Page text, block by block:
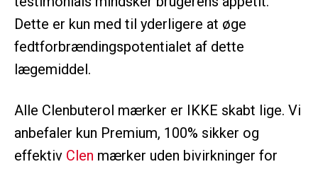
Dette er kun med til yderligere at øge
fedtforbrændingspotentialet af dette
lægemiddel.
Alle Clenbuterol mærker er IKKE skabt lige. Vi
anbefaler kun Premium, 100% sikker og
effektiv Clen mærker uden bivirkninger for